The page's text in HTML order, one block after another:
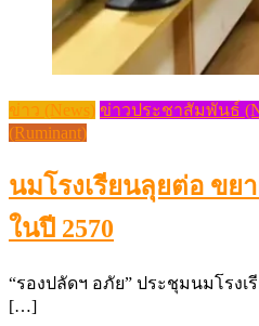
ข่าว (News) ข่าวประชาสัมพันธ์
(Ruminant)
นมโรงเรียนลุยต่อ ขย
ในปี 2570
“รองปลัดฯ อภัย” ประชุมนมโรงเ
[…]